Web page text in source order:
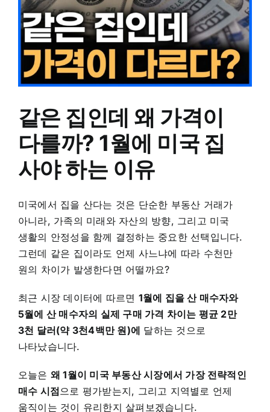
같은 집인데 왜 가격이
다를까? 1월에 미국 집
사야 하는 이유
미국에서 집을 산다는 것은 단순한 부동산 거래가
아니라, 가족의 미래와 자산의 방향, 그리고 미국
생활의 안정성을 함께 결정하는 중요한 선택입니다.
그런데 같은 집이라도 언제 사느냐에 따라 수천만
원의 차이가 발생한다면 어떨까요?
최근 시장 데이터에 따르면 1월에 집을 산 매수자와
5월에 산 매수자의 실제 구매 가격 차이는 평균 2만
3천 달러(약 3천4백만 원)에 달하는 것으로
나타났습니다.
오늘은 왜 1월이 미국 부동산 시장에서 가장 전략적인
매수 시점으로 평가받는지, 그리고 지역별로 언제
움직이는 것이 유리한지 살펴보겠습니다.